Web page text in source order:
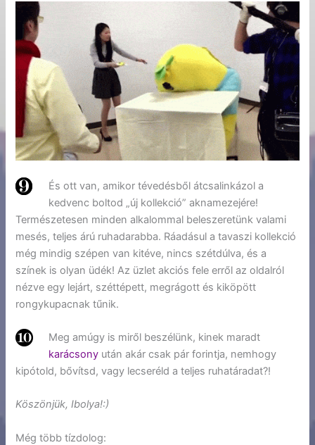
És ott van, amikor tévedésből átcsalinkázol a
kedvenc boltod „új kollekció” aknamezejére!
Természetesen minden alkalommal beleszeretünk valami
mesés, teljes árú ruhadarabba. Ráadásul a tavaszi kollekció
még mindig szépen van kitéve, nincs szétdúlva, és a
színek is olyan üdék! Az üzlet akciós fele erről az oldalról
nézve egy lejárt, széttépett, megrágott és kiköpött
rongykupacnak tűnik.
Meg amúgy is miről beszélünk, kinek maradt
karácsony után akár csak pár forintja, nemhogy
kipótold, bővítsd, vagy lecseréld a teljes ruhatáradat?!
Köszönjük, Ibolya!:)
Még több tízdolog: